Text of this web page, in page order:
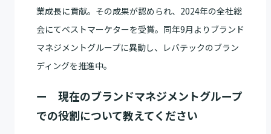
業成長に貢献。その成果が認められ、2024年の全社総
会にてベストマーケターを受賞。同年9月よりブランド
マネジメントグループに異動し、レバテックのブラン
ディングを推進中。
ー 現在のブランドマネジメントグループ
での役割について教えてください